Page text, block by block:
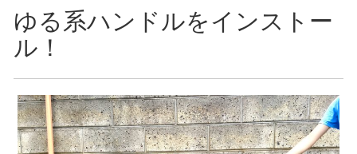
ゆる系ハンドルをインストー
ル！